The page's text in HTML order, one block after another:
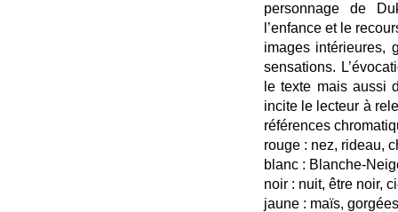
personnage de
l’enfance et le
images intérieures,
sensations.
le texte mais aussi
incite le lecteur à
références
rouge : nez, rideau,
blanc : Blanche-
noir : nuit, être noir,
jaune : maïs,